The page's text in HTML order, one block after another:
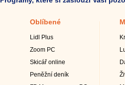
Oblíbené
Lidl Plus
Zoom PC
Skicář online
Peněžní deník